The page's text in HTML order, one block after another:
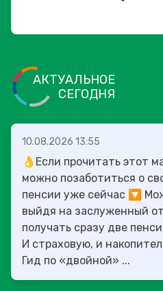
АКТУАЛЬНОЕ
СЕГОДНЯ
10.08.2026 13:55
👌Если прочитать этот
можно позаботиться о
пенсии уже сейчас 🔽 Можно ли
выйдя на заслуженный
получать сразу две
И страховую, и
Гид по «двойной» ...